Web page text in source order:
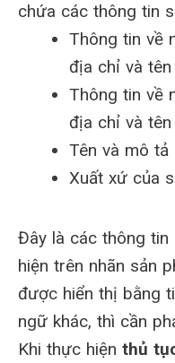
chứa các thông tin
Thông tin về
địa chỉ và
Thông tin về
địa chỉ và
Tên và mô tả
Xuất xứ của
Đây là các thông tin
hiện trên nhãn sản
được hiển thị bằng
ngữ khác, thì cần
Khi thực hiện thủ